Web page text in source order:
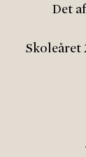
Det
Skoleåret